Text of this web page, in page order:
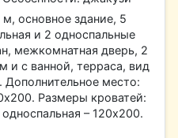
основное здание, 5
и 2 односпальные
межкомнатная дверь, 2
и с ванной, терраса, вид
место:
Размеры кроватей:
– 120х200.